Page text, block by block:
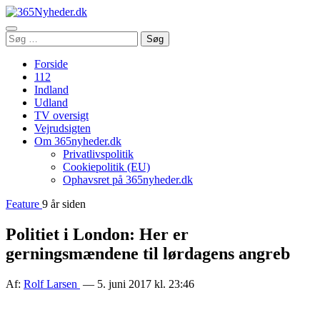
Åbn
menu
Søg
efter:
Søg
Forside
112
Indland
Udland
TV oversigt
Vejrudsigten
Om 365nyheder.dk
Privatlivspolitik
Cookiepolitik (EU)
Ophavsret på 365nyheder.dk
Feature 9 år siden
Politiet i London: Her er
gerningsmændene til lørdagens angreb
Af: Rolf Larsen — 5. juni 2017 kl. 23:46